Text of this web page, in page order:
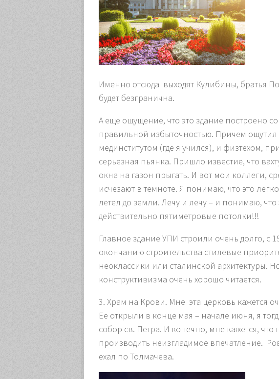
Именно отсюда выходят Кулибины, братья
будет безгранична.
А еще ощущение, что это здание построено
правильной избыточностью. Причем ощутил
мединститутом (где я учился), и физтехом,
серьезная пьянка. Пришло известие, что
окна на газон прыгать. И вот мои коллеги,
исчезают в темноте. Я понимаю, что это
летел до земли. Лечу и лечу – и понимаю,
действительно пятиметровые потолки!!!
Главное здание УПИ строили очень долго, с
окончанию строительства стилевые
неоклассики или сталинской архитектуры.
конструктивизма очень хорошо читается.
3. Храм на Крови. Мне эта церковь кажется
Ее открыли в конце мая – начале июня, я
собор св. Петра. И конечно, мне кажется,
производить неизгладимое впечатление.
ехал по Толмачева.